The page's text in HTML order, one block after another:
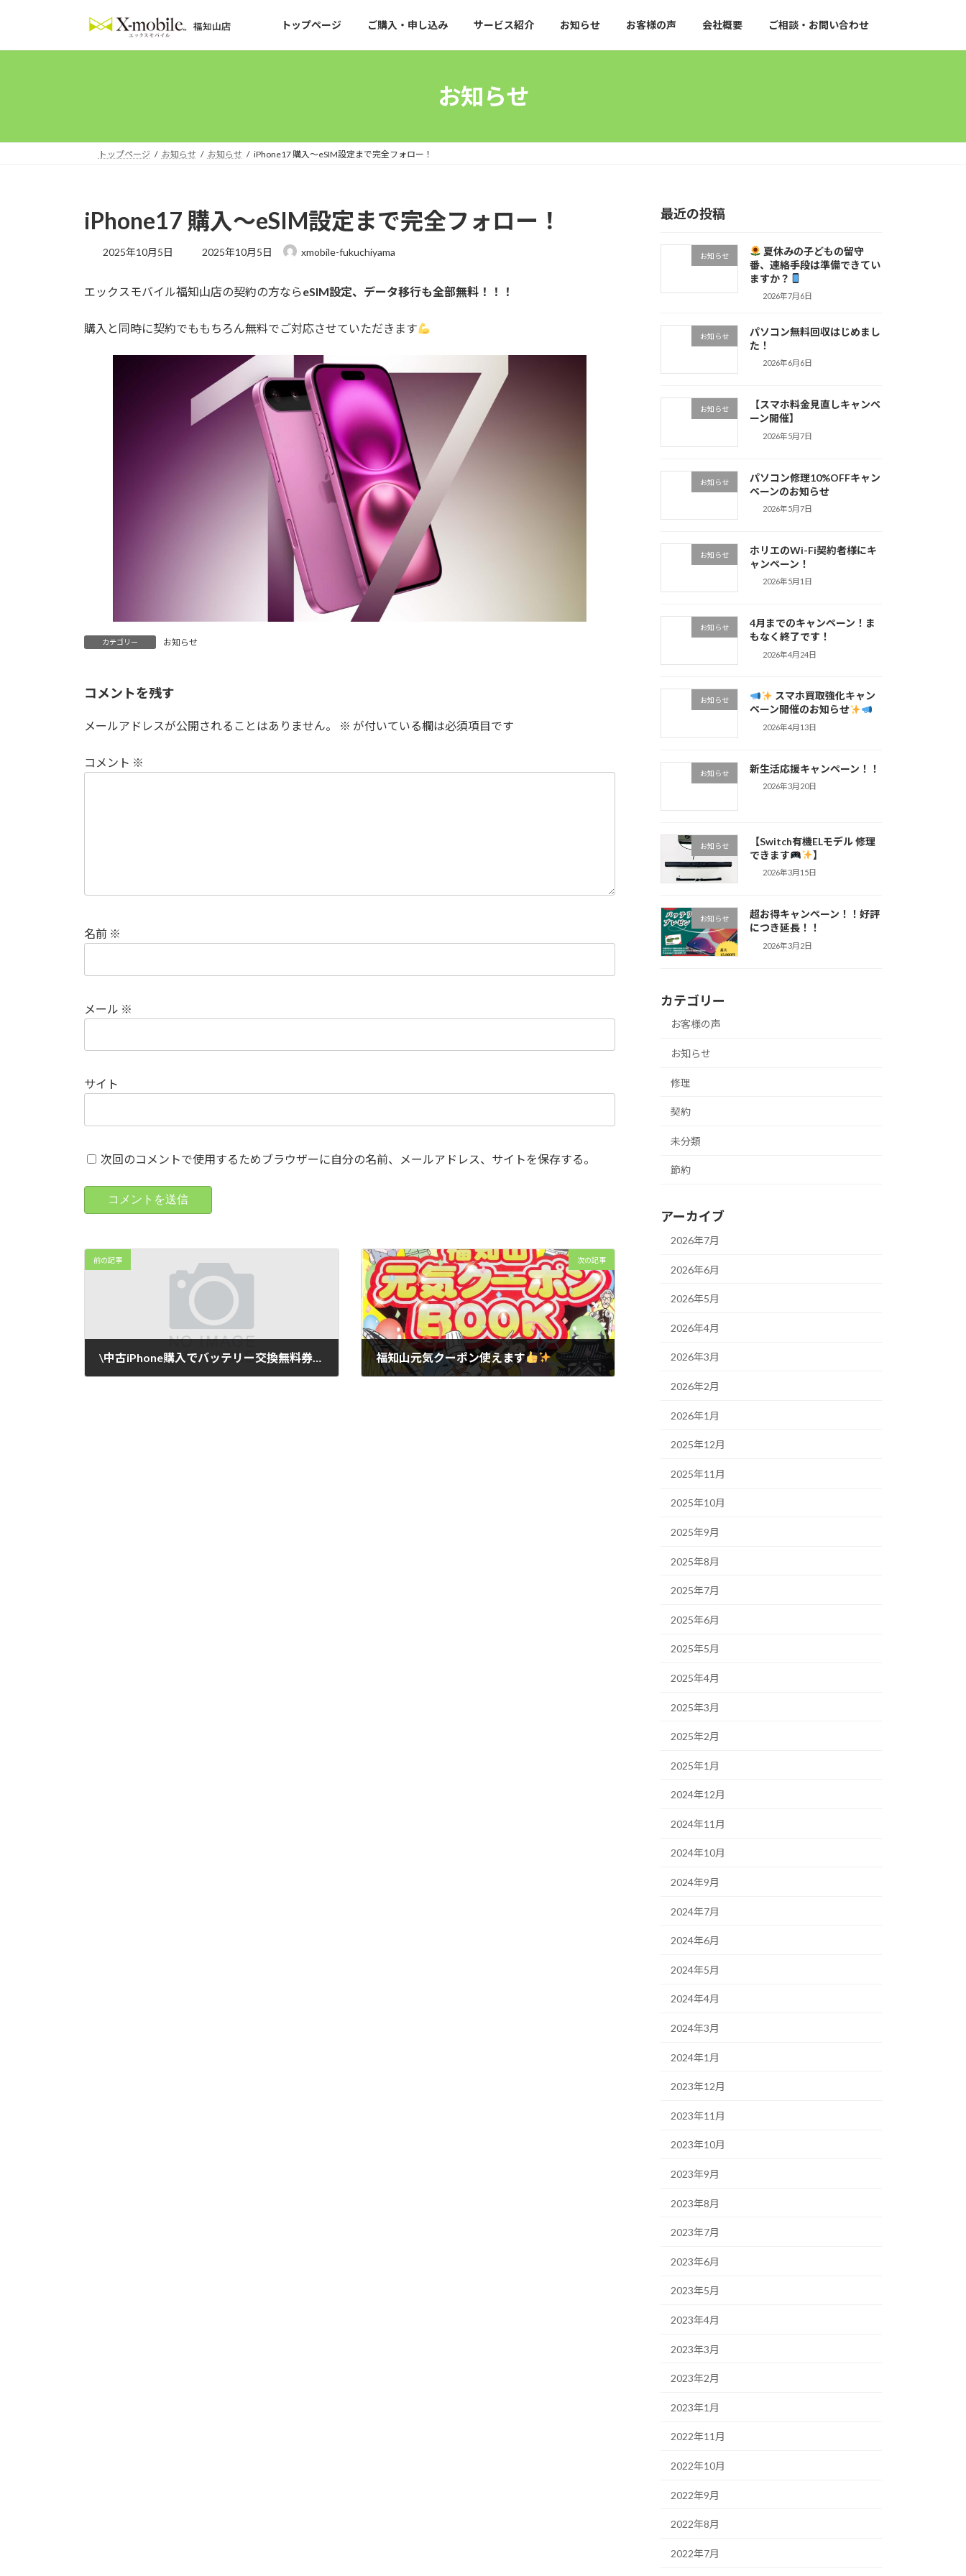
ッ
移
トップページ ご購入・申し込み サービス紹介 お知らせ お客様の声 会社概要 ご相談・お問い合わせ
お知らせ
トップページ お知らせ お知らせ iPhone17 購入～eSIM設定まで完全フォロー！
iPhone17 購入～eSIM設定まで完全フォロー！
2025年10月5日
最
新
時
:
2025年10月5日 xmobile-fukuchiyama
エックスモバイル福知山店の契約の方ならeSIM設定、データ移行も全部無料！！！
購入と同時に契約でももちろん無料でご対応させていただきます
カテゴリー お知らせ
コメントを残す
メールアドレスが公開されることはありません。 ※ が付いている欄は必須項目です
コメント ※
名前 ※
メール ※
サイト
次回のコメントで使用するためブラウザーに自分の名前、メールアドレス、サイトを保存する。
前の記事 次の記事
福知山元気クーポン使えます
最近の投稿
お知らせ
夏休みの子どもの留守
番、連絡手段は準備できてい
ますか？
2026年7月6日
お知らせ
パソコン無料回収はじめまし
た！
2026年6月6日
お知らせ
【スマホ料金見直しキャンペ
ーン開催】
2026年5月7日
お知らせ
パソコン修理10%OFFキャン
ペーンのお知らせ
2026年5月7日
お知らせ
ホリエのWi-Fi契約者様にキ
ャンペーン！
2026年5月1日
お知らせ
4月までのキャンペーン！ま
もなく終了です！
2026年4月24日
お知らせ
スマホ買取強化キャン
ペーン開催のお知らせ
2026年4月13日
お知らせ 新生活応援キャンペーン！！
2026年3月20日
お知らせ
【Switch有機ELモデル 修理
できます
】
2026年3月15日
お知らせ
超お得キャンペーン！！好評
につき延長！！
2026年3月2日
カテゴリー
お客様の声
お知らせ
修理
契約
未分類
節約
アーカイブ
2026年7月
2026年6月
2026年5月
2026年4月
2026年3月
2026年2月
2026年1月
2025年12月
2025年11月
2025年10月
2025年9月
2025年8月
2025年7月
2025年6月
2025年5月
2025年4月
2025年3月
2025年2月
2025年1月
2024年12月
2024年11月
2024年10月
2024年9月
2024年7月
2024年6月
2024年5月
2024年4月
2024年3月
2024年1月
2023年12月
2023年11月
2023年10月
2023年9月
2023年8月
2023年7月
2023年6月
2023年5月
2023年4月
2023年3月
2023年2月
2023年1月
2022年11月
2022年10月
2022年9月
2022年8月
2022年7月